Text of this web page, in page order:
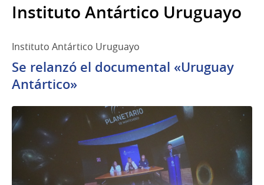
Instituto Antártico Uruguayo
Instituto Antártico Uruguayo
Se relanzó el documental «Uruguay
Antártico»